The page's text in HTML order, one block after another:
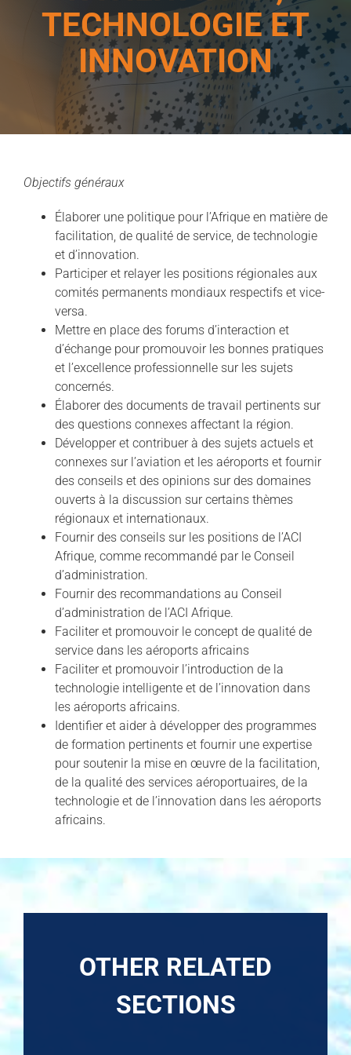
TECHNOLOGIE ET
INNOVATION
Objectifs généraux
Élaborer une politique pour l’Afrique en matière de
facilitation, de qualité de service, de technologie
et d’innovation.
Participer et relayer les positions régionales aux
comités permanents mondiaux respectifs et vice-
versa.
Mettre en place des forums d’interaction et
d’échange pour promouvoir les bonnes pratiques
et l’excellence professionnelle sur les sujets
concernés.
Élaborer des documents de travail pertinents sur
des questions connexes affectant la région.
Développer et contribuer à des sujets actuels et
connexes sur l’aviation et les aéroports et fournir
des conseils et des opinions sur des domaines
ouverts à la discussion sur certains thèmes
régionaux et internationaux.
Fournir des conseils sur les positions de l’ACI
Afrique, comme recommandé par le Conseil
d’administration.
Fournir des recommandations au Conseil
d’administration de l’ACI Afrique.
Faciliter et promouvoir le concept de qualité de
service dans les aéroports africains
Faciliter et promouvoir l’introduction de la
technologie intelligente et de l’innovation dans
les aéroports africains.
Identifier et aider à développer des programmes
de formation pertinents et fournir une expertise
pour soutenir la mise en œuvre de la facilitation,
de la qualité des services aéroportuaires, de la
technologie et de l’innovation dans les aéroports
africains.
OTHER RELATED
SECTIONS